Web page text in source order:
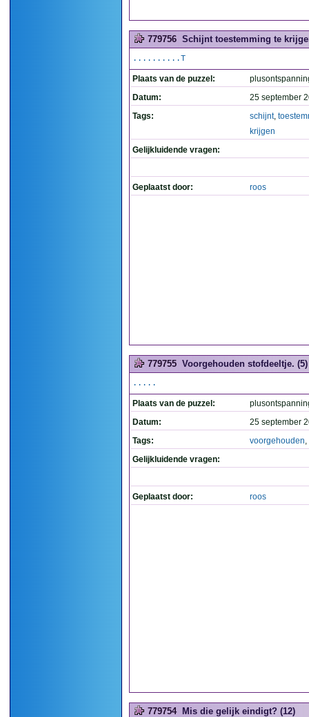
779756 Schijnt toestemming te
..........T
Plaats van de puzzel:
Datum:
25 september
Tags:
schijnt,
krijgen
Gelijkluidende vragen:
Geplaatst door: roos
779755 Voorgehouden stofdeeltje. (5)
.....
Plaats van de puzzel:
Datum:
25 september
Tags:
voorgehouden,
Gelijkluidende vragen:
Geplaatst door: roos
779754 Mis die gelijk eindigt? (12)